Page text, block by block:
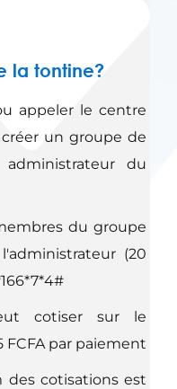
la tontine?
appeler le centre
un groupe de
du
du groupe
(20
cotiser sur le
par paiement
cotisations est